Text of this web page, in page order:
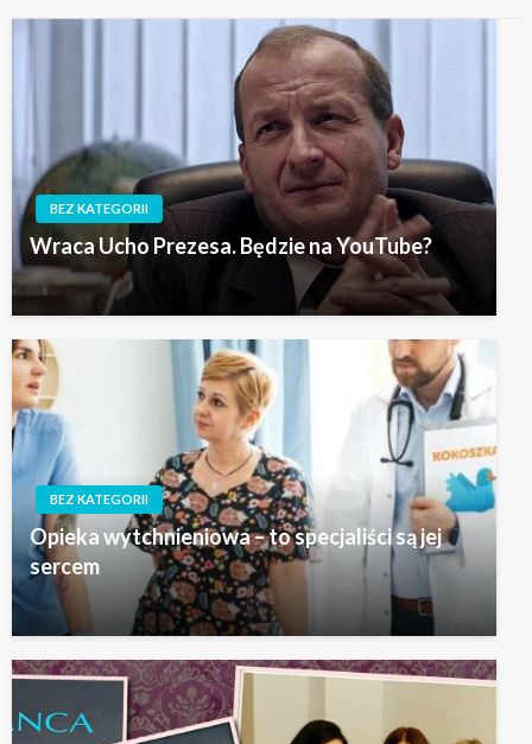
BEZ KATEGORII
Wraca Ucho Prezesa. Będzie na YouTube?
BEZ KATEGORII
Opieka wytchnieniowa – to specjaliści są jej
sercem